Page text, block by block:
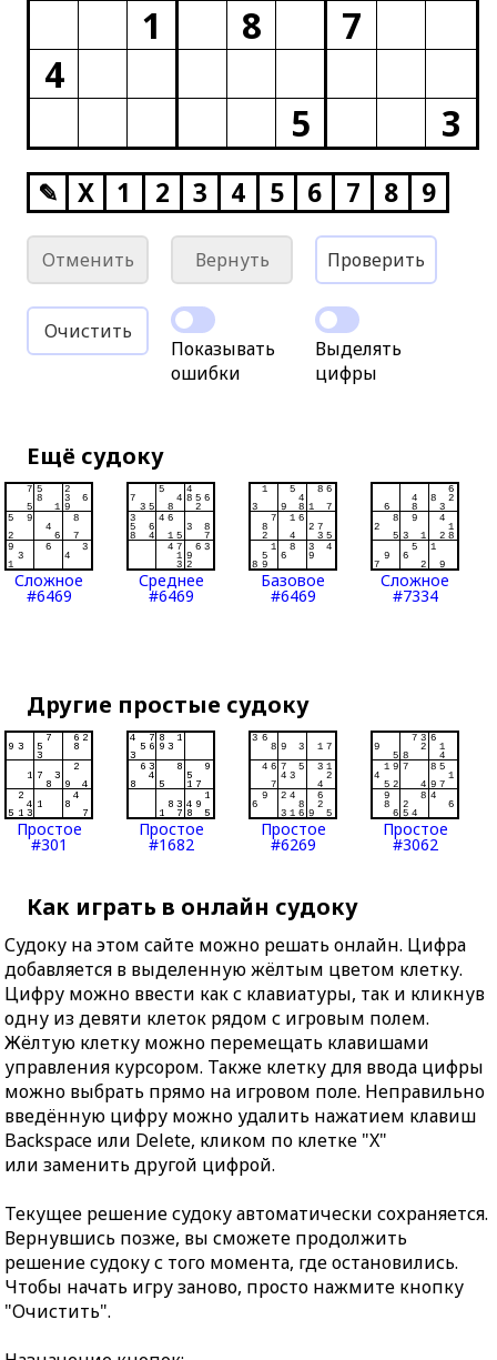
1
8
7
4
5
3
✎ X 1 2 3 4 5 6 7 8 9
Отменить Вернуть Проверить
Очистить
Показывать
ошибки
Выделять
цифры
Ещё судоку
Сложное
#6469
Среднее
#6469
Базовое
#6469
Сложное
#7334
Другие простые судоку
Простое
#301
Простое
#1682
Простое
#6269
Простое
#3062
Как играть в онлайн судоку
Судоку на этом сайте можно решать онлайн. Цифра
добавляется в выделенную жёлтым цветом клетку.
Цифру можно ввести как с клавиатуры, так и кликнув
одну из девяти клеток рядом с игровым полем.
Жёлтую клетку можно перемещать клавишами
управления курсором. Также клетку для ввода цифры
можно выбрать прямо на игровом поле. Неправильно
введённую цифру можно удалить нажатием клавиш
Backspace или Delete, кликом по клетке "X"
или заменить другой цифрой.
Текущее решение судоку автоматически сохраняется.
Вернувшись позже, вы сможете продолжить
решение судоку с того момента, где остановились.
Чтобы начать игру заново, просто нажмите кнопку
"Очистить".